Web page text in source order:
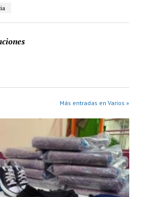
Más entradas en Varios »